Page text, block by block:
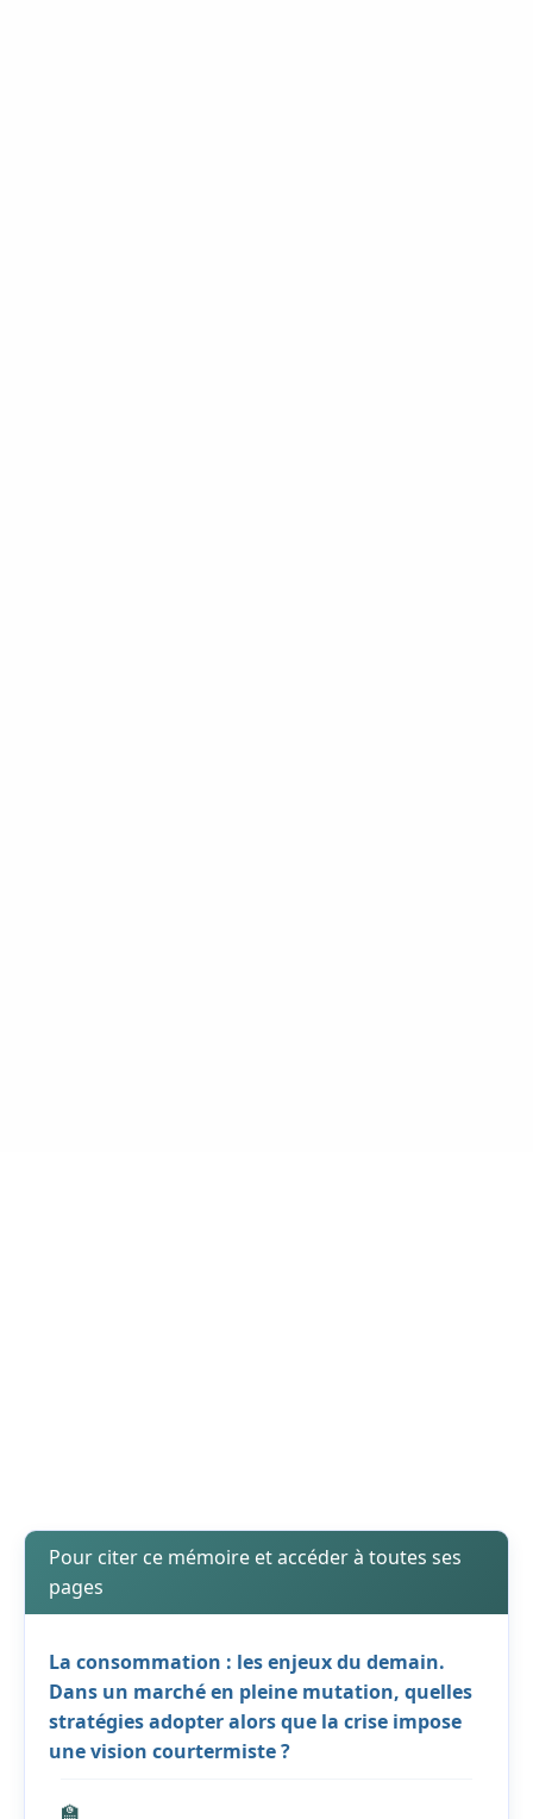
Pour citer ce mémoire et accéder à toutes ses
pages
La consommation : les enjeux du demain.
Dans un marché en pleine mutation, quelles
stratégies adopter alors que la crise impose
une vision courtermiste ?
🏫